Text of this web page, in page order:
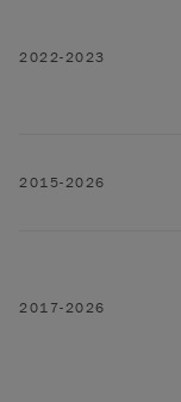
2022-2023
2015-2026
2017-2026